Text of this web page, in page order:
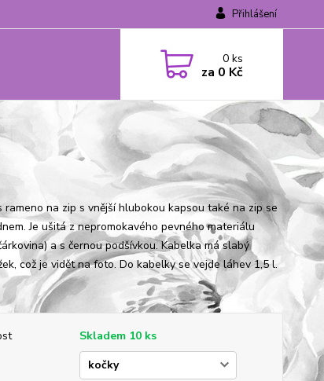
Přihlášení
0ks
za 0 Kč
rameno na zip s vnější hlubokou kapsou také na zip se
Je ušitá z nepromokavého pevného materiálu
a s černou podšívkou. Kabelka má slabý
což je vidět na foto. Do kabelky se vejde láhev 1,5 l.
Skladem 10 ks